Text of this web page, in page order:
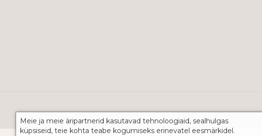
Meie ja meie äripartnerid kasutavad tehnoloogiaid, sealhulgas
küpsiseid, teie kohta teabe kogumiseks erinevatel eesmärkidel.